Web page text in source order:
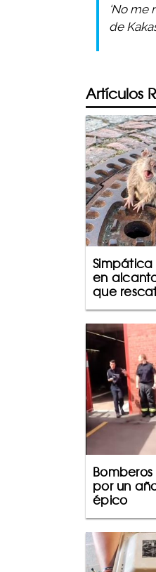
‘No me
de
Artículos
en
que
por un
épico